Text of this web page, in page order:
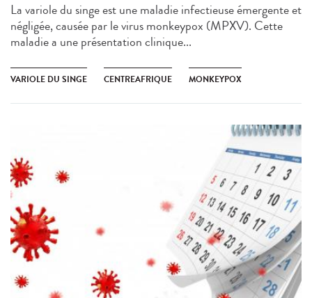
La variole du singe est une maladie infectieuse émergente et
négligée, causée par le virus monkeypox (MPXV). Cette
maladie a une présentation clinique...
VARIOLE DU SINGE CENTREAFRIQUE MONKEYPOX